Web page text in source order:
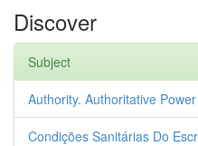
Discover
Subject
Authority. Authoritative
Condições Sanitárias Do